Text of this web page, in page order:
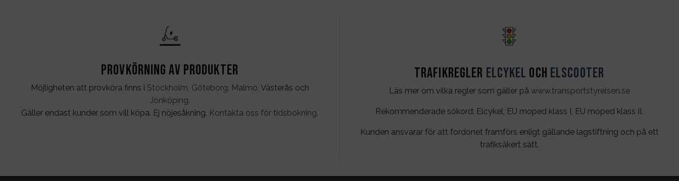
Provkörning av produkter
Möjligheten att provköra finns i Stockholm, Göteborg, Malmö, Västerås och
Jönköping.
Gäller endast kunder som vill köpa. Ej nöjesåkning. Kontakta oss för tidsbokning.
Trafikregler Elcykel och Elscooter
Läs mer om vilka regler som gäller på www.transportstyrelsen.se
Rekommenderade sökord: Elcykel, EU moped klass I, EU moped klass II.
Kunden ansvarar för att fordonet framförs enligt gällande lagstiftning och på ett
trafiksäkert sätt.